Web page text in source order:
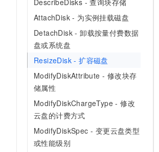
DescribeDisks - 查询块存储
AttachDisk - 为实例挂载磁盘
DetachDisk - 卸载按量付费数据
盘或系统盘
ResizeDisk - 扩容磁盘
ModifyDiskAttribute - 修改块存
储属性
ModifyDiskChargeType - 修改
云盘的计费方式
ModifyDiskSpec - 变更云盘类型
或性能级别
数据库
媒体服务
企业服务与云通信
域名与网站
终端用户计算
Serverless
开发工具
企业出海
政企业务